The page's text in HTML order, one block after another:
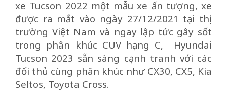
xe Tucson 2022 một mẫu xe ấn tượng, xe
được ra mắt vào ngày 27/12/2021 tại thị
trường Việt Nam và ngay lập tức gây sốt
trong phân khúc CUV hạng C, Hyundai
Tucson 2023 sẵn sàng cạnh tranh với các
đối thủ cùng phân khúc như CX30, CX5, Kia
Seltos, Toyota Cross.